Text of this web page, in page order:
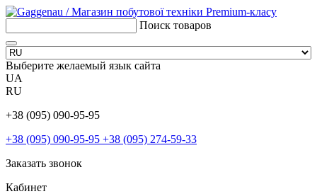
Поиск товаров
Выберите желаемый язык сайта
UA
RU
+38 (095) 090-95-95
+38 (095) 090-95-95 +38 (095) 274-59-33
Заказать звонок
Кабинет